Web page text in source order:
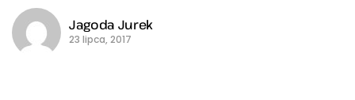
Jagoda Jurek
23 lipca, 2017